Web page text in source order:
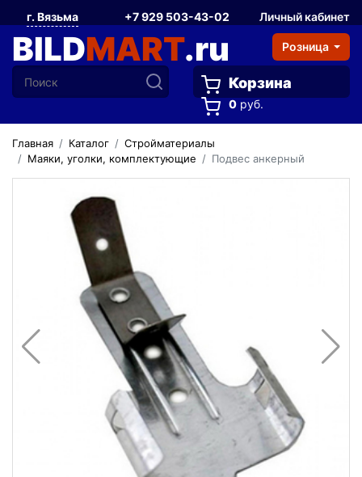
г. Вязьма +7 929 503-43-02 Личный кабинет
BILDMART.ru Розница
Корзина
0 руб.
Главная Каталог
Стройматериалы
Маяки, уголки, комплектующие
Подвес анкерный